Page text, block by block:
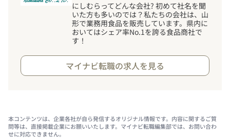
にしむらってどんな会社? 初めて社名を聞
いた方も多いのでは？私たちの会社は、山
形で業務用食品を販売しています。県内に
おいてはシェア率No.1を誇る食品商社で
す ！
マイナビ転職の求人を見る
本コンテンツは、企業各社が自ら発信するオリジナル情報です。内容に関するご質
問等は、直接掲載企業にお願いいたします。マイナビ転職編集部では、お問い合わ
せに対応できません。